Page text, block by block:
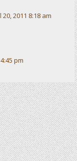
20, 2011 8:18 am
pm